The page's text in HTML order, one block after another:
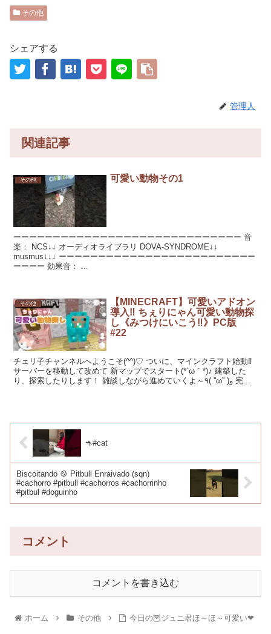
その他
シェアする
管理人
関連記事
その他 可愛い動物その1
ーーーーーーーーーーーーーーーーーーーーーーーーーーーーー 音
楽： NCS↓↓ オーディオライブラリ DOVA-SYNDROME↓↓
musmus↓↓↓ ーーーーーーーーーーーーーーーーーーーーーーーーー
ーーーー 効果音： ...
その他
【MINECRAFT】可愛いアドオン
導入‼ ちぇりにゃん可愛い動物探
し《みつけにいこう‼》PC版
#22
チェリ子チャンネルへようこそ(^^)♡ ついに、マインクラフト始動‼
サーバーを移動して改めて 新マップでスタート(*´ω｀*)♪ 建築した
り、探索したりします！ 雑談しながら進めていくよ～٩( ''ω'' )و 完...
🦘#cat
Biscoitando 🍪 Pitbull Enraivado (sqn)
#cachorro #pitbull #cachorros #cachorrinho
#pitbul #doguinho
コメント
コメントを書き込む
ホーム その他 今日の🦉ジュニ君ほ～ほ～可愛い❤